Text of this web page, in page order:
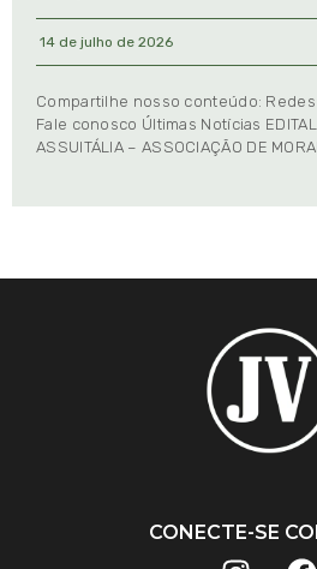
14 de julho de 2026
Compartilhe nosso conteúdo: Redes
Fale conosco Últimas Notícias EDITAL
ASSUITÁLIA – ASSOCIAÇÃO DE
CONECTE-SE